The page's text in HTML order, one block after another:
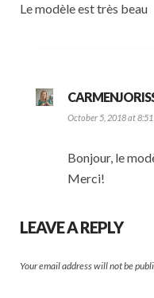
Le modèle est très beau
October 5, 2018 at
Bonjour, le
Merci!
LEAVE A REPLY
Your email address will not be